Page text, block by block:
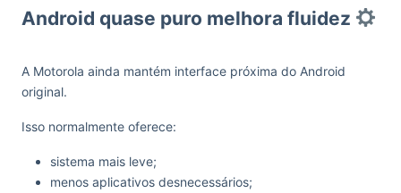
Android quase puro melhora fluidez
A Motorola ainda mantém interface próxima do Android
original.
Isso normalmente oferece:
sistema mais leve;
menos aplicativos desnecessários;